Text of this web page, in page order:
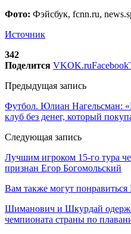
Фото: Фэйсбук, fcnn.ru,
Источник
342
Поделится VKOK.ruFacebook
Предыдущая запись
Футбол. Юлиан Нагельсман:
клуб без денег, который
Следующая запись
Лучшим игроком 15-го тура
признан Егор Богомольский
Вам также могут понравиться
Шиманович и Шкурдай
чемпионата страны по